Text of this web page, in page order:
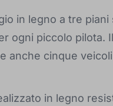
in legno a tre piani
ogni piccolo pilota.
anche cinque veicoli
in legno